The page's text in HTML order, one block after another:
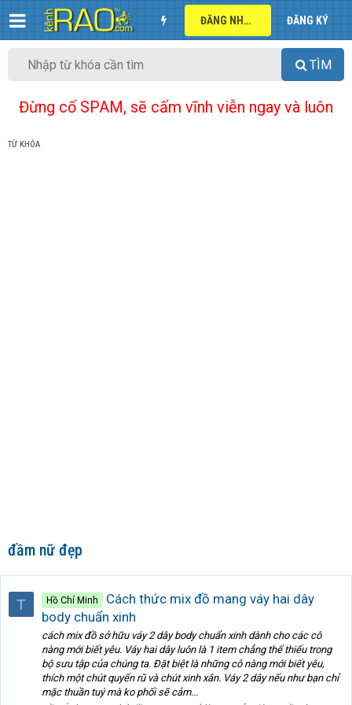
ĐĂNG NHẬP ĐĂNG KÝ
TÌM
Đừng cố SPAM, sẽ cấm vĩnh viễn ngay và luôn
TỪ KHÓA
đầm nữ đẹp
T Hồ Chí Minh
Cách thức mix đồ mang váy hai dây
body chuẩn xinh
cách mix đồ sở hữu váy 2 dây body chuẩn xinh dành cho các cô
nàng mới biết yêu. Váy hai dây luôn là 1 item chẳng thể thiếu trong
bộ sưu tập của chúng ta. Đặt biệt là những cô nàng mới biết yêu,
thích một chút quyến rũ và chút xinh xắn. Váy 2 dây nếu như bạn chỉ
mặc thuần tuý mà ko phối sẽ cảm...